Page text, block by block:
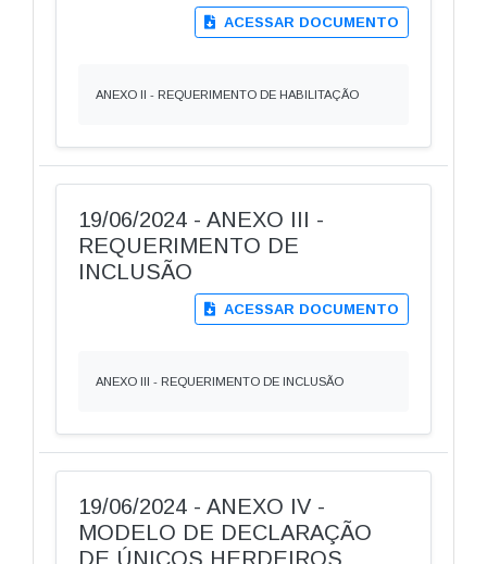
ACESSAR DOCUMENTO
ANEXO II - REQUERIMENTO DE HABILITAÇÃO
19/06/2024 - ANEXO III -
REQUERIMENTO DE
INCLUSÃO
ACESSAR DOCUMENTO
ANEXO III - REQUERIMENTO DE INCLUSÃO
19/06/2024 - ANEXO IV -
MODELO DE DECLARAÇÃO
DE ÚNICOS HERDEIROS